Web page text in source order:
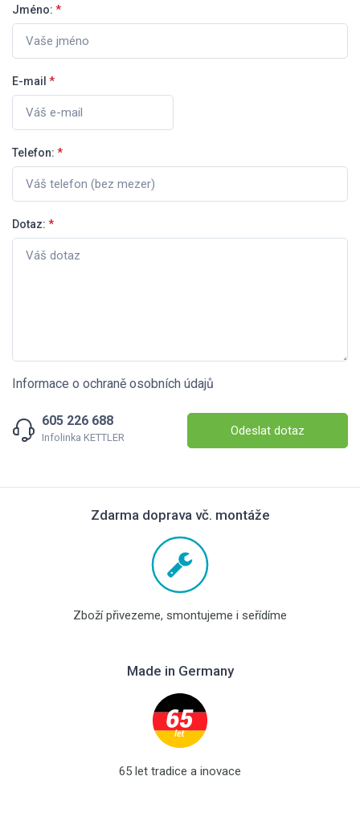
Jméno: *
E-mail *
Telefon: *
Dotaz: *
Informace o ochraně osobních údajů
605 226 688
Infolinka KETTLER Odeslat dotaz
Zdarma doprava vč. montáže
Zboží přivezeme, smontujeme i seřídíme
Made in Germany
65 let tradice a inovace